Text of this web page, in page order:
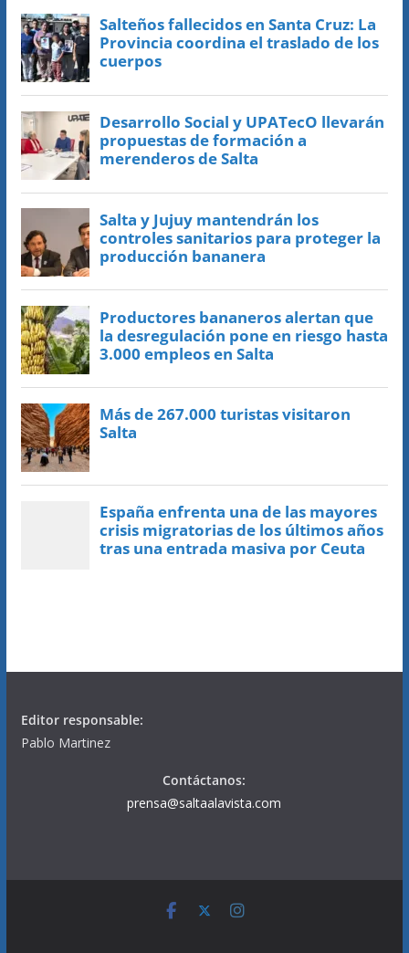
Editor responsable:
Pablo Martinez
Contáctanos:
prensa@saltaalavista.com